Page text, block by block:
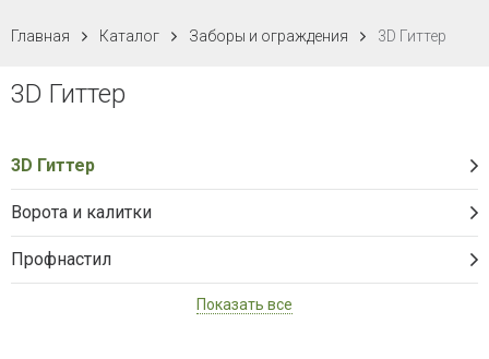
Главная Каталог Заборы и ограждения 3D Гиттер
3D Гиттер
3D Гиттер
Ворота и калитки
Профнастил
Показать все